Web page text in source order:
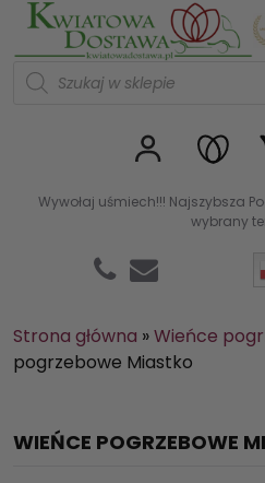
Wywołaj uśmiech!!! Najszybsza
wybrany
W
d
u
k
Strona główna »Wieńce
pogrzebowe Miastko
WIEŃCE POGRZEBOWE